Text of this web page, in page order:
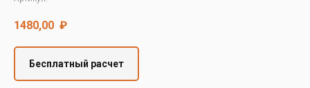
1480,00 ₽
Бесплатный расчет